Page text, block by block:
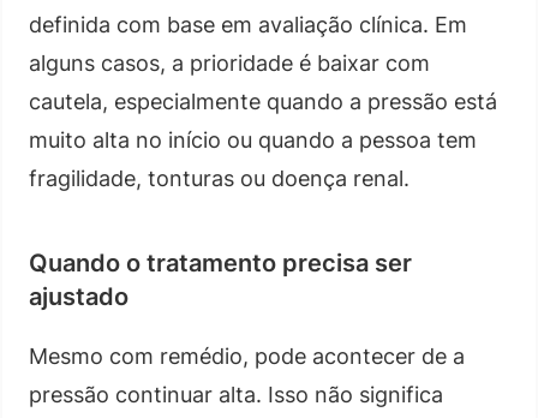
definida com base em avaliação clínica. Em
alguns casos, a prioridade é baixar com
cautela, especialmente quando a pressão está
muito alta no início ou quando a pessoa tem
fragilidade, tonturas ou doença renal.
Quando o tratamento precisa ser
ajustado
Mesmo com remédio, pode acontecer de a
pressão continuar alta. Isso não significa